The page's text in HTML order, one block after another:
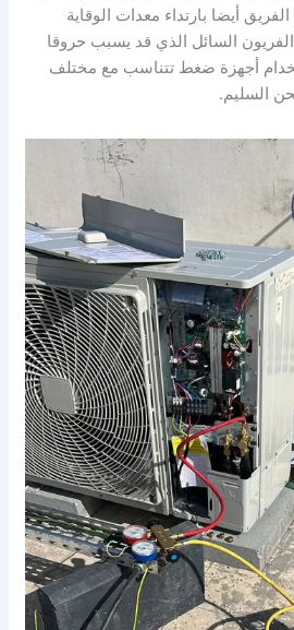
أيضا بارتداء معدات الوقاية
السائل الذي قد يسبب حروقا
أجهزة ضغط تتناسب مع مختلف
السليم.